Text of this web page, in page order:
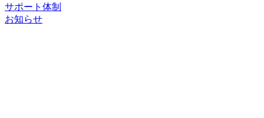
サポート体制
お知らせ